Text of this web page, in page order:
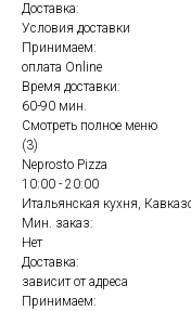
Доставка:
Условия доставки
Принимаем:
оплата Online
Время доставки:
60-90 мин.
Смотреть полное меню
(3)
Neprosto Pizza
10:00 - 20:00
Итальянская кухня,
Мин. заказ:
Нет
Доставка:
зависит от адреса
Принимаем: